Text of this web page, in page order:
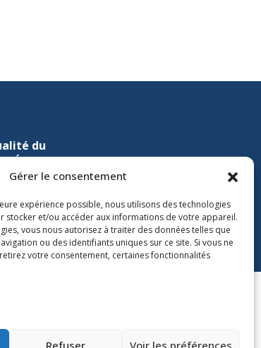
Gérer le consentement
expérience possible, nous utilisons des technologies
stocker et/ou accéder aux informations de votre appareil.
vous nous autorisez à traiter des données telles que
ou des identifiants uniques sur ce site. Si vous ne
votre consentement, certaines fonctionnalités
Refuser Voir les préférences
du
sur
Lien vers Youtube